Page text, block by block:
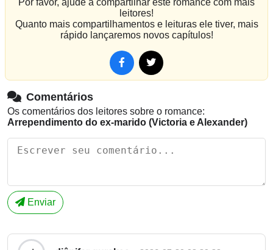
Por favor, ajude a compartilhar este romance com mais
leitores!
Quanto mais compartilhamentos e leituras ele tiver, mais
rápido lançaremos novos capítulos!
Comentários
Os comentários dos leitores sobre o romance:
Arrependimento do ex-marido (Victoria e Alexander)
Enviar